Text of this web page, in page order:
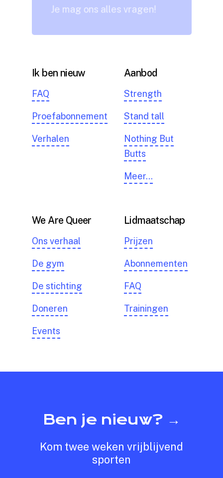
Je mag ons alles vragen!
Ik ben nieuw
FAQ
Proefabonnement
Verhalen
Aanbod
Strength
Stand tall
Nothing But
Butts
Meer…
We Are Queer
Ons verhaal
De gym
De stichting
Doneren
Events
Lidmaatschap
Prijzen
Abonnementen
FAQ
Trainingen
Ben je nieuw? →
Kom twee weken vrijblijvend
sporten